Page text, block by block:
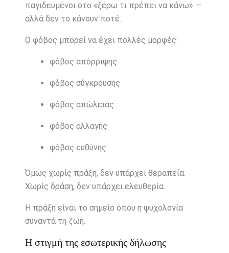
παγιδευμένοι στο «ξέρω τι πρέπει να κάνω» —
αλλά δεν το κάνουν ποτέ.
Ο φόβος μπορεί να έχει πολλές μορφές:
φόβος απόρριψης
φόβος σύγκρουσης
φόβος απώλειας
φόβος αλλαγής
φόβος ευθύνης
Όμως χωρίς πράξη, δεν υπάρχει θεραπεία.
Χωρίς δράση, δεν υπάρχει ελευθερία.
Η πράξη είναι το σημείο όπου η ψυχολογία
συναντά τη ζωή.
Η στιγμή της εσωτερικής δήλωσης